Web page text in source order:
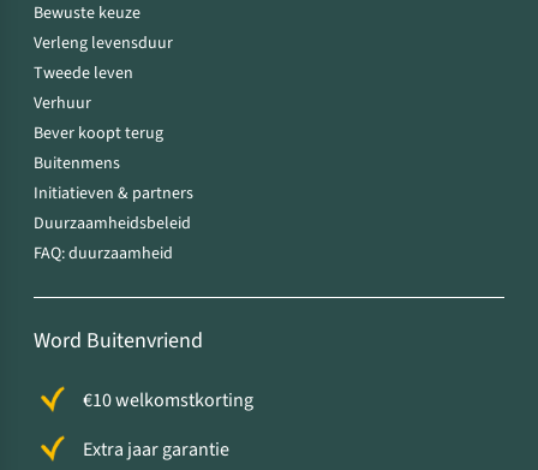
Bewuste keuze
Verleng levensduur
Tweede leven
Verhuur
Bever koopt terug
Buitenmens
Initiatieven & partners
Duurzaamheidsbeleid
FAQ: duurzaamheid
Word Buitenvriend
€10 welkomstkorting
Extra jaar garantie